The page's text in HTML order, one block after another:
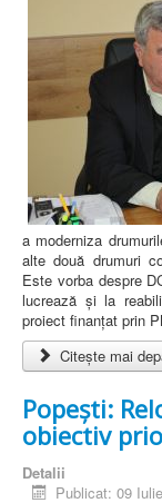
a moderniza
alte două drumuri
Este vorba despre
lucrează și la
proiect finanțat prin
Citește mai
Popești:
obiectiv
Detalii
Publicat: 09